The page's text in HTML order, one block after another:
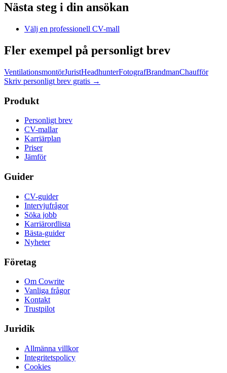
Nästa steg i din ansökan
Välj en professionell CV-mall
Fler exempel på personligt brev
VentilationsmontörJuristHeadhunterFotografBrandmanChaufför
Skriv personligt brev gratis →
Produkt
Personligt brev
CV-mallar
Karriärplan
Priser
Jämför
Guider
CV-guider
Intervjufrågor
Söka jobb
Karriärordlista
Bästa-guider
Nyheter
Företag
Om Cowrite
Vanliga frågor
Kontakt
Trustpilot
Juridik
Allmänna villkor
Integritetspolicy
Cookies